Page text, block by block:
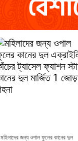
মহিলাদের জন্য ওপাল ফুলের কানের দুল